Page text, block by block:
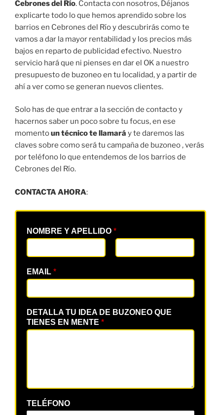
Cebrones del Río. Contacta con nosotros, Déjanos
explicarte todo lo que hemos aprendido sobre los
barrios en Cebrones del Río y descubrirás como te
vamos a dar la mayor rentabilidad y los precios más
bajos en reparto de publicidad efectivo. Nuestro
servicio hará que ni pienses en dar el OK a nuestro
presupuesto de buzoneo en tu localidad, y a partir de
ahí a ver como se generan nuevos clientes.
Solo has de que entrar a la sección de contacto y
hacernos saber un poco sobre tu focus, en ese
momentoun técnico te llamará y te daremos las
claves sobre como será tu campaña de buzoneo , verás
por teléfono lo que entendemos de los barrios de
Cebrones del Río.
CONTACTA AHORA:
NOMBRE Y APELLIDO *
EMAIL *
DETALLA TU IDEA DE BUZONEO QUE
TIENES EN MENTE *
TELÉFONO